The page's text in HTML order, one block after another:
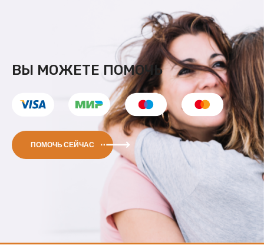
ВЫ МОЖЕТЕ ПОМОЧЬ
ПОМОЧЬ СЕЙЧАС